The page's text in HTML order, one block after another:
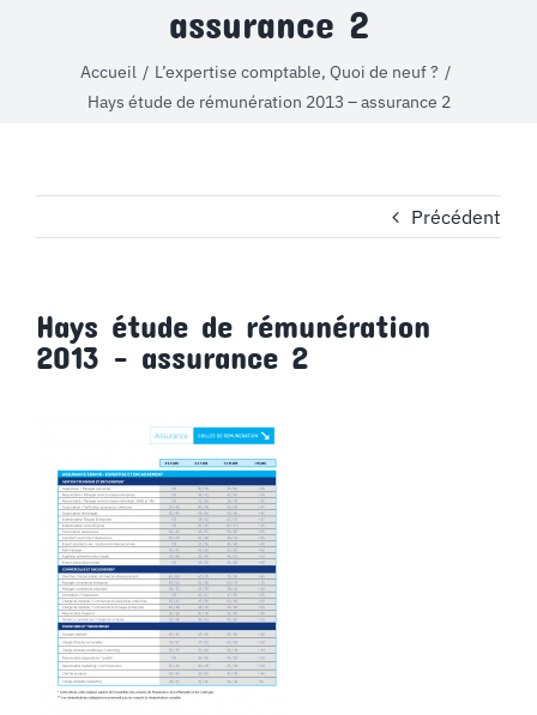
assurance 2
Accueil
L’expertise comptable, Quoi de neuf ?
Hays étude de rémunération 2013 – assurance 2
Précédent
Hays étude de rémunération
2013 – assurance 2